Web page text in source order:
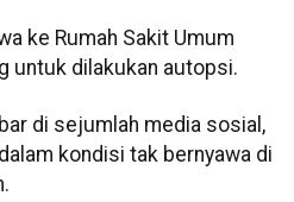
ke Rumah Sakit Umum
untuk dilakukan autopsi.
di sejumlah media sosial,
kondisi tak bernyawa di